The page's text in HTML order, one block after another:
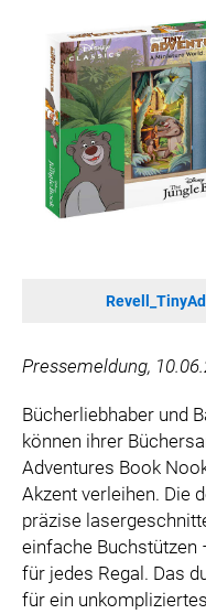
OPTIMUM NUTRITION
PROF. GEORGE BIRKMAYER
PUSTEFIX
META COMMUNICATION
REVELL
PQUBE
WILD RIVER GAMES
SUPERCELL
KONAMI
CHERRY
SYLVOX
PREMIUM AUDIO
Pressemeldung,
Bücherliebhaber und
können ihrer
Adventures Book
Akzent verleihen. Die
präzise
einfache Buchstützen
für jedes Regal. Das
für ein